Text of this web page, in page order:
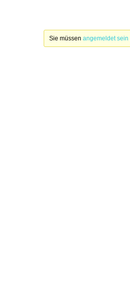
Sie müssenangemeldet sein